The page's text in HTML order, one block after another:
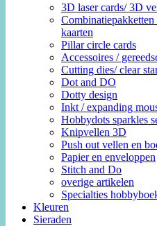
3D laser cards/ 3D
Combinatiepakketten
kaarten
Pillar circle cards
Accessoires /
Cutting dies/ clear
Dot and DO
Dotty design
Inkt / expanding
Hobbydots sparkles
Knipvellen 3D
Push out vellen en
Papier en enveloppen
Stitch and Do
overige artikelen
Specialties
Kleuren
Sieraden